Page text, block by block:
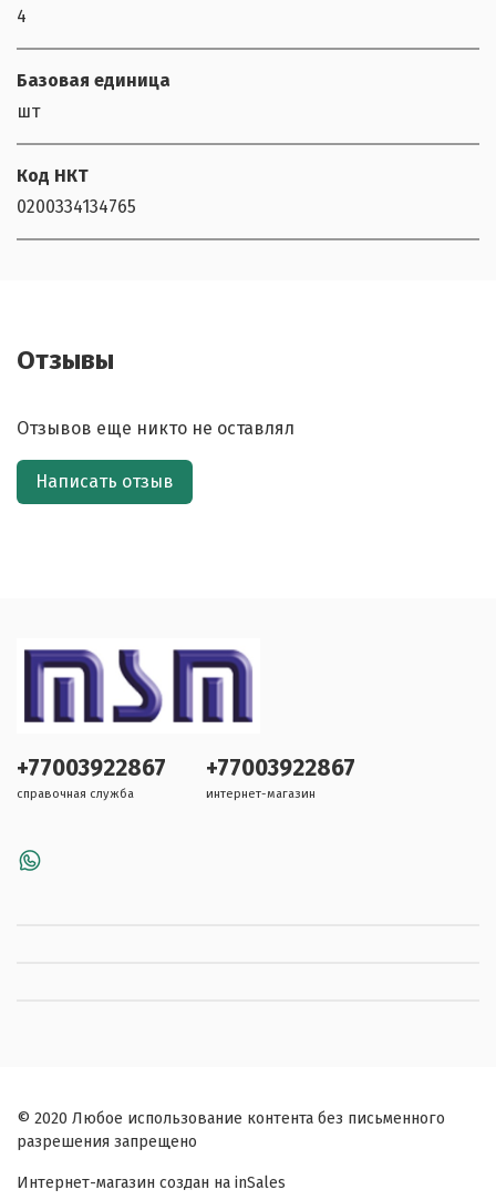
4
Базовая единица
шт
Код НКТ
0200334134765
Отзывы
Отзывов еще никто не оставлял
Написать отзыв
+77003922867
справочная служба
+77003922867
интернет-магазин
© 2020 Любое использование контента без письменного
разрешения запрещено
Интернет-магазин создан на inSales